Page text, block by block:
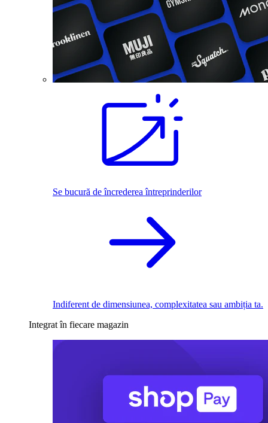
Se bucură de încrederea întreprinderilor
Indiferent de dimensiunea, complexitatea sau ambiția ta.
Integrat în fiecare magazin